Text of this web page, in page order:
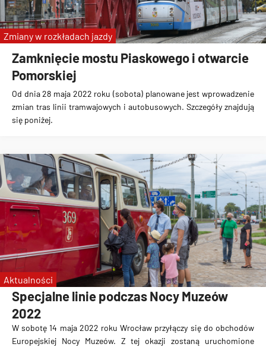
Zamknięcie mostu Piaskowego i otwarcie
Pomorskiej
Od dnia 28 maja 2022 roku (sobota) planowane jest wprowadzenie
zmian tras linii tramwajowych i autobusowych. Szczegóły znajdują
się poniżej.
Zmiany w rozkładach jazdy
Specjalne linie podczas Nocy Muzeów
2022
W sobotę 14 maja 2022 roku Wrocław przyłączy się do obchodów
Europejskiej Nocy Muzeów. Z tej okazji zostaną uruchomione
Aktualności